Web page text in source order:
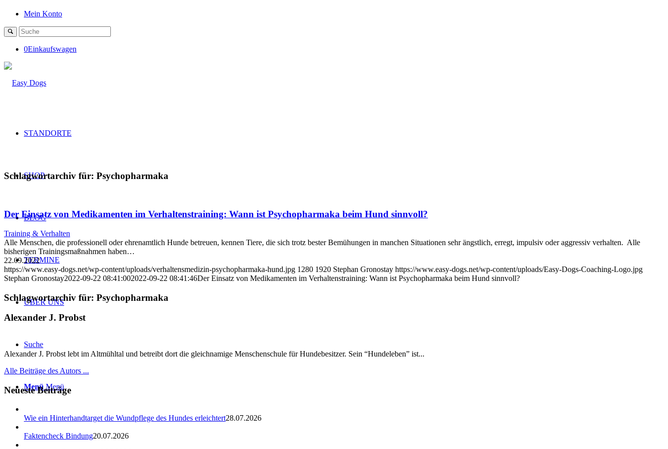
Mein Konto
0Einkaufswagen
STANDORTE
SHOP
BLOG
TERMINE
ÜBER UNS
Suche
Menü Menü
Schlagwortarchiv für: Psychopharmaka
Der Einsatz von Medikamenten im Verhaltenstraining: Wann ist Psychopharmaka beim Hund sinnvoll?
Training & Verhalten
Alle Menschen, die professionell oder ehrenamtlich Hunde betreuen, kennen Tiere, die sich trotz bester Bemühungen in manchen Situationen sehr ängstlich, erregt, impulsiv oder aggressiv verhalten. Alle
bisherigen Trainingsmaßnahmen haben…
22.09.2022
https://www.easy-dogs.net/wp-content/uploads/verhaltensmedizin-psychopharmaka-hund.jpg 1280 1920 Stephan Gronostay https://www.easy-dogs.net/wp-content/uploads/Easy-Dogs-Coaching-Logo.jpg
Stephan Gronostay2022-09-22 08:41:002022-09-22 08:41:46Der Einsatz von Medikamenten im Verhaltenstraining: Wann ist Psychopharmaka beim Hund sinnvoll?
Schlagwortarchiv für: Psychopharmaka
Alexander J. Probst
Alexander J. Probst lebt im Altmühltal und betreibt dort die gleichnamige Menschenschule für Hundebesitzer. Sein “Hundeleben” ist...
Alle Beiträge des Autors ...
Neueste Beiträge
Wie ein Hinterhandtarget die Wundpflege des Hundes erleichtert28.07.2026
Faktencheck Bindung20.07.2026